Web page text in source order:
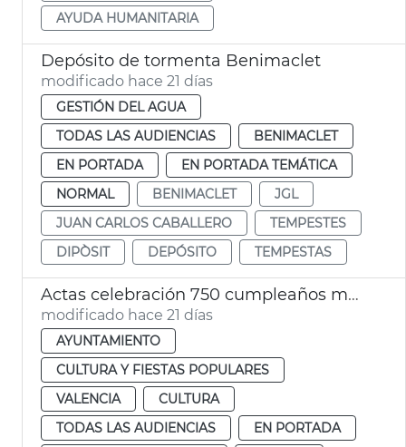
AYUDA HUMANITARIA
Depósito de tormenta Benimaclet
modificado hace 21 días
GESTIÓN DEL AGUA
TODAS LAS AUDIENCIAS
BENIMACLET
EN PORTADA
EN PORTADA TEMÁTICA
NORMAL
BENIMACLET
JGL
JUAN CARLOS CABALLERO
TEMPESTES
DIPÒSIT
DEPÓSITO TEMPESTAS
Actas celebración 750 cumpleaños muerto Jaime I València
modificado hace 21 días
AYUNTAMIENTO
CULTURA Y FIESTAS POPULARES
VALENCIA
CULTURA
TODAS LAS AUDIENCIAS
EN PORTADA